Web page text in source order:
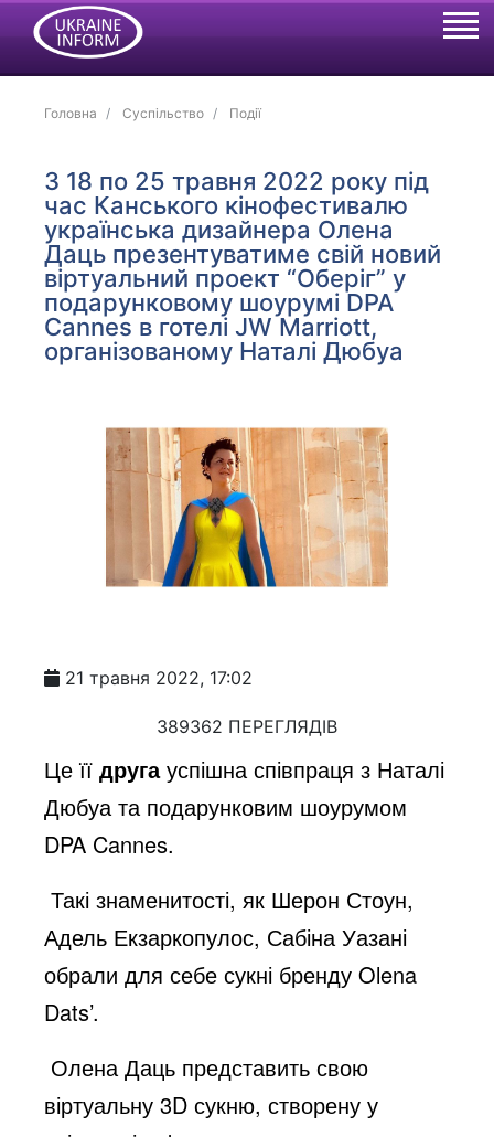
Головна Суспільство Події
З 18 по 25 травня 2022 року під
час Канського кінофестивалю
українська дизайнера Олена
Даць презентуватиме свій новий
віртуальний проект “Оберіг” у
подарунковому шоурумі DPA
Cannes в готелі JW Marriott,
організованому Наталі Дюбуа
21 травня 2022, 17:02
389362 ПЕРЕГЛЯДІВ
Це їїдругауспішна співпраця з Наталі
Дюбуа та подарунковим шоурумом
DPA Cannes.
Такі знаменитості, як Шерон Стоун,
Адель Екзаркопулос, Сабіна Уазані
обрали для себе сукні бренду Olena
Dats’.
Олена Даць представить свою
віртуальну 3D сукню, створену у